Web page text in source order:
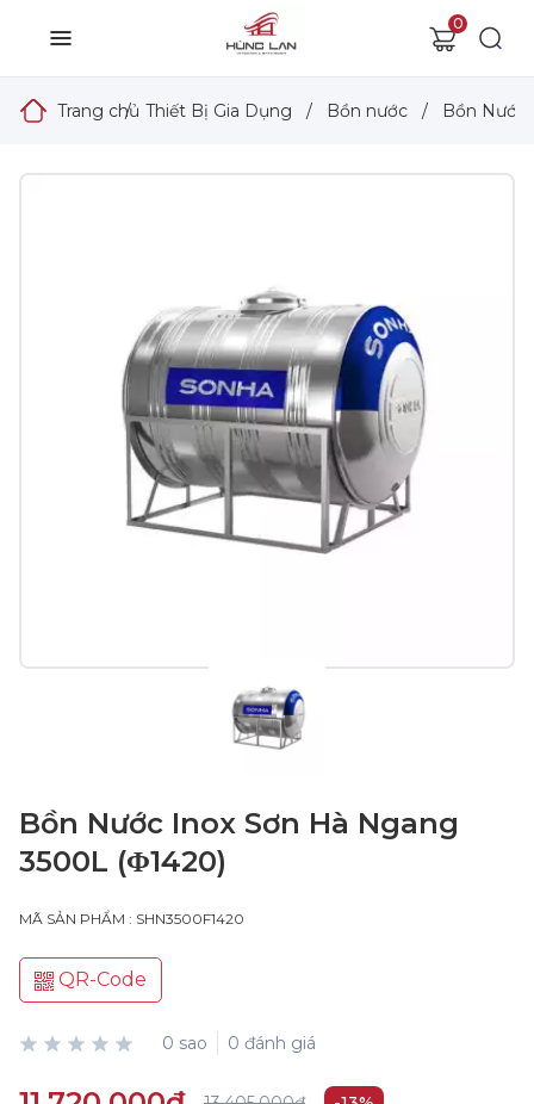
0
Trang chủ
/ Thiết Bị Gia Dụng / Bồn nước / Bồn Nước
Bồn Nước Inox Sơn Hà Ngang
3500L (Φ1420)
MÃ SẢN PHẨM : SHN3500F1420
QR-Code
0 sao 0 đánh giá